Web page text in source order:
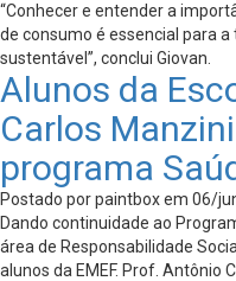
“Conhecer e entender a
de consumo é essencial para
sustentável”, conclui Giovan.
Alunos da
Carlos
programa
Postado por paintbox em 06/
Dando continuidade ao
área de Responsabilidade
alunos da EMEF. Prof. Antônio